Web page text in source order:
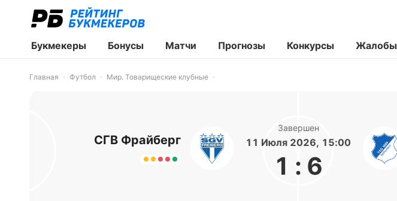
Букмекеры Бонусы Матчи Прогнозы Конкурсы Жалобы
Главная Футбол Мир. Товарищеские клубные
СГВ Фрайберг
Завершен
11 Июля 2026, 15:00
1 : 6